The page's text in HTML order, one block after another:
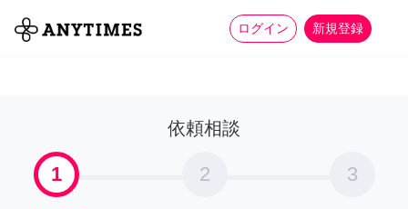
ログイン 新規登録
全て 家事 more_horiz
依頼相談
1 2 3